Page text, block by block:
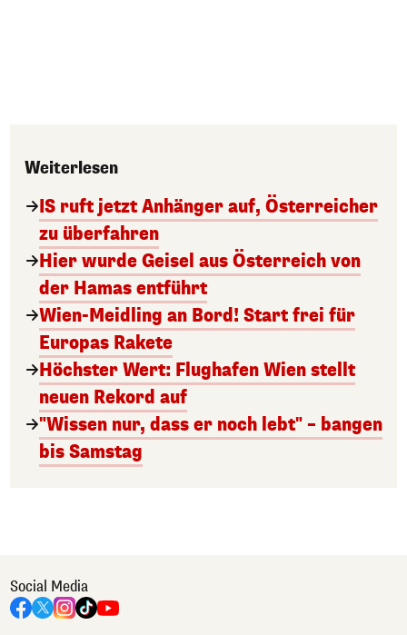
Weiterlesen
IS ruft jetzt Anhänger auf, Österreicher
zu überfahren
Hier wurde Geisel aus Österreich von
der Hamas entführt
Wien-Meidling an Bord! Start frei für
Europas Rakete
Höchster Wert: Flughafen Wien stellt
neuen Rekord auf
"Wissen nur, dass er noch lebt" – bangen
bis Samstag
Social Media